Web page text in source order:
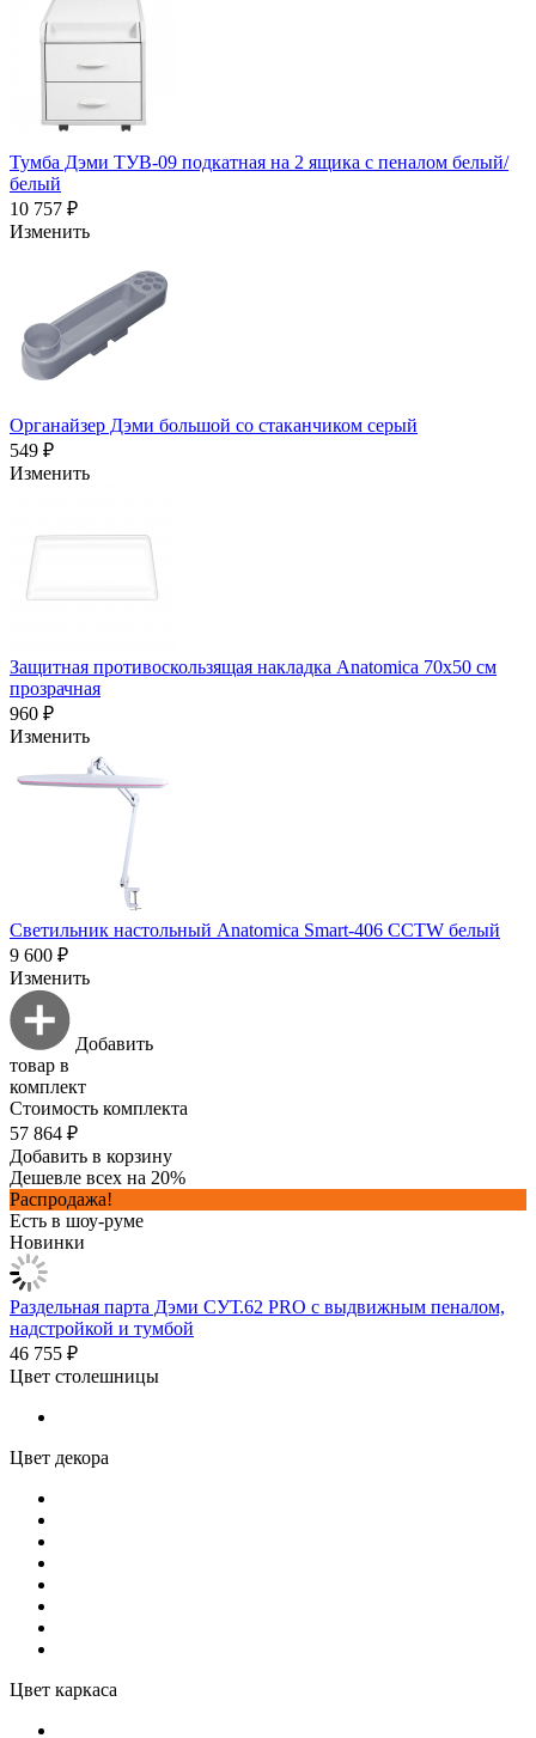
Тумба Дэми ТУВ-09 подкатная на 2 ящика с пеналом белый/
белый
10 757 ₽
Изменить
Органайзер Дэми большой со стаканчиком серый
549 ₽
Изменить
Защитная противоскользящая накладка Anatomica 70х50 см
прозрачная
960 ₽
Изменить
Светильник настольный Anatomica Smart-406 CCTW белый
9 600 ₽
Изменить
Добавить
товар в
комплект
Стоимость комплекта
57 864 ₽
Добавить в корзину
Дешевле всех на 20%
Распродажа!
Есть в шоу-руме
Новинки
Раздельная парта Дэми СУТ.62 PRO с выдвижным пеналом,
надстройкой и тумбой
46 755 ₽
Цвет столешницы
Цвет декора
Цвет каркаса